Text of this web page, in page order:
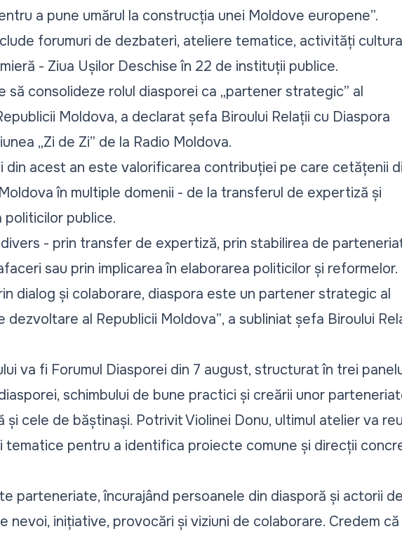
a pune umărul la construcția unei Moldove europene”.
forumuri de dezbateri, ateliere tematice, activități
- Ziua Ușilor Deschise în 22 de instituții publice.
să consolideze rolul diasporei ca „partener strategic” al
Moldova, a declarat șefa Biroului Relații cu Diaspora
„Zi de Zi” de la Radio Moldova.
din acest an este valorificarea contribuției pe care cetățenii
în multiple domenii - de la transferul de expertiză și
politicilor publice.
- prin transfer de expertiză, prin stabilirea de
sau prin implicarea în elaborarea politicilor și reformelor.
dialog și colaborare, diaspora este un partener strategic al
dezvoltare al Republicii Moldova”, a subliniat șefa Biroului
va fi Forumul Diasporei din 7 august, structurat în trei
schimbului de bune practici și creării unor
cele de băștinași. Potrivit Violinei Donu, ultimul atelier va
tematice pentru a identifica proiecte comune și direcții
parteneriate, încurajând persoanele din diasporă și actorii
nevoi, inițiative, provocări și viziuni de colaborare. Credem că